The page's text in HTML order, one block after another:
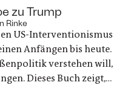
stirbt. Ein Buch über
deutsch-ukranisch-
zu Trump
Rinke
US-Interventionismus
Anfängen bis heute.
verstehen will,
Dieses Buch zeigt,